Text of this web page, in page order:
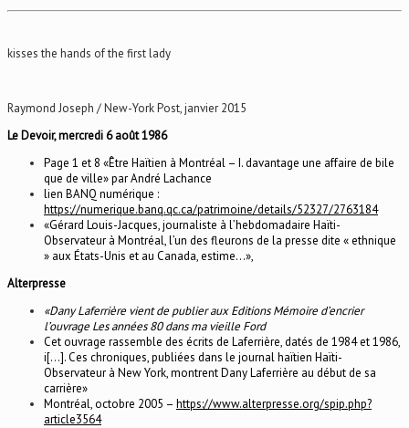
kisses the hands of the first lady
Raymond Joseph / New-York Post, janvier 2015
Le Devoir, mercredi 6 août 1986
Page 1 et 8 «Être Haïtien à Montréal – I. davantage une affaire de bile
que de ville» par André Lachance
lien BANQ numérique :
https://numerique.banq.qc.ca/patrimoine/details/52327/2763184
«Gérard Louis-Jacques, journaliste à l’hebdomadaire Haïti-
Observateur à Montréal, l’un des fleurons de la presse dite « ethnique
» aux États-Unis et au Canada, estime…»,
Alterpresse
«Dany Laferrière vient de publier aux Editions Mémoire d’encrier
l’ouvrage Les années 80 dans ma vieille Ford
Cet ouvrage rassemble des écrits de Laferrière, datés de 1984 et 1986,
i[…]. Ces chroniques, publiées dans le journal haïtien Haïti-
Observateur à New York, montrent Dany Laferrière au début de sa
carrière»
Montréal, octobre 2005 – https://www.alterpresse.org/spip.php?
article3564